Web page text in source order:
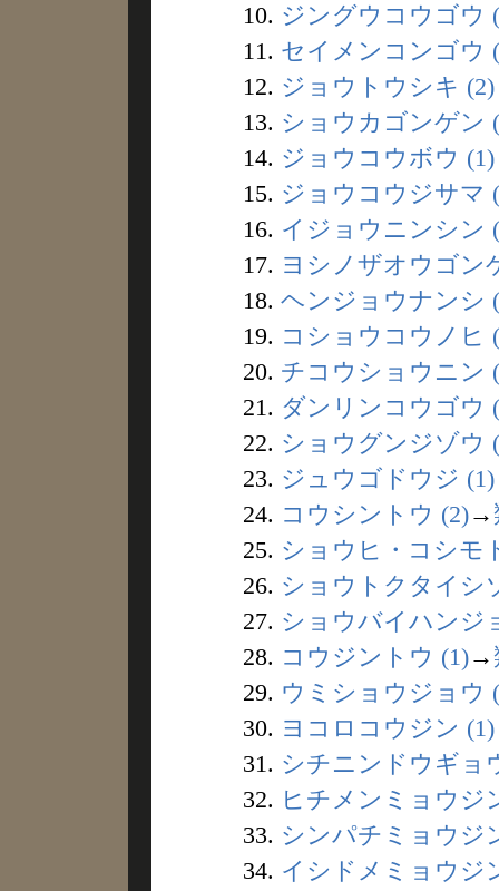
10. ジングウコウゴウ
11. セイメンコンゴウ
12. ジョウトウシキ (2)
13. ショウカゴンゲン
14. ジョウコウボウ (1)
15. ジョウコウジサマ
16. イジョウニンシン
17. ヨシノザオウゴン
18. ヘンジョウナンシ
19. コショウコウノヒ
20. チコウショウニン
21. ダンリンコウゴウ
22. ショウグンジゾウ
23. ジュウゴドウジ (1)
24. コウシントウ (2)→
25. ショウヒ・コシモ
26. ショウトクタイシ
27. ショウバイハンジ
28. コウジントウ (1)→
29. ウミショウジョウ
30. ヨコロコウジン (1)
31. シチニンドウギョ
32. ヒチメンミョウジ
33. シンパチミョウジ
34. イシドメミョウジ